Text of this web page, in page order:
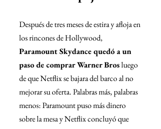
Después de tres meses de estira y afloja en
los rincones de Hollywood,
Paramount Skydance quedó a un
paso de comprar Warner Bros luego
de que Netflix se bajara del barco al no
mejorar su oferta. Palabras más, palabras
menos: Paramount puso más dinero
sobre la mesa y Netflix concluyó que